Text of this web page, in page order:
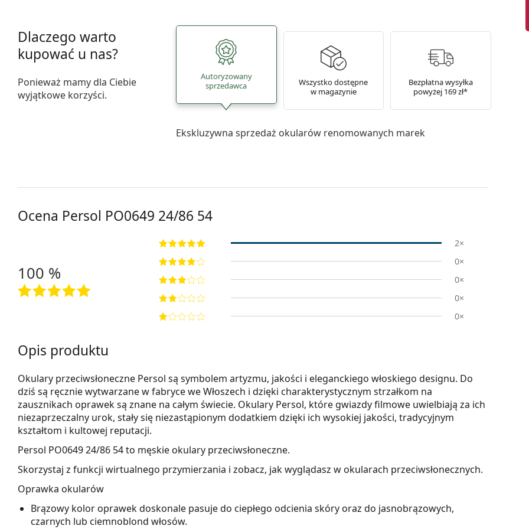
Dlaczego warto
kupować u nas?
Ponieważ mamy dla Ciebie
wyjątkowe korzyści.
Autoryzowany
sprzedawca
Wszystko dostępne
w magazynie
Bezpłatna wysyłka
powyżej 169 zł*
Ekskluzywna sprzedaż okularów renomowanych marek
Ocena Persol PO0649 24/86 54
100 %
2×
0×
0×
0×
0×
Opis produktu
Okulary przeciwsłoneczne Persol są symbolem artyzmu, jakości i eleganckiego włoskiego designu. Do
dziś są ręcznie wytwarzane w fabryce we Włoszech i dzięki charakterystycznym strzałkom na
zausznikach oprawek są znane na całym świecie. Okulary Persol, które gwiazdy filmowe uwielbiają za ich
niezaprzeczalny urok, stały się niezastąpionym dodatkiem dzięki ich wysokiej jakości, tradycyjnym
kształtom i kultowej reputacji.
Persol PO0649 24/86 54to męskie okulary przeciwsłoneczne.
Skorzystaj z funkcji wirtualnego przymierzania i zobacz, jak wyglądasz w okularach przeciwsłonecznych.
Oprawka okularów
Brązowy kolor oprawek doskonale pasuje do ciepłego odcienia skóry oraz do jasnobrązowych,
czarnych lub ciemnoblond włosów.